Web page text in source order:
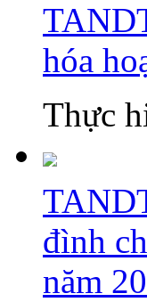
hóa
Thực
đình
năm